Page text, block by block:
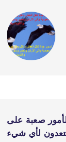
صعبة على
لأي شيء